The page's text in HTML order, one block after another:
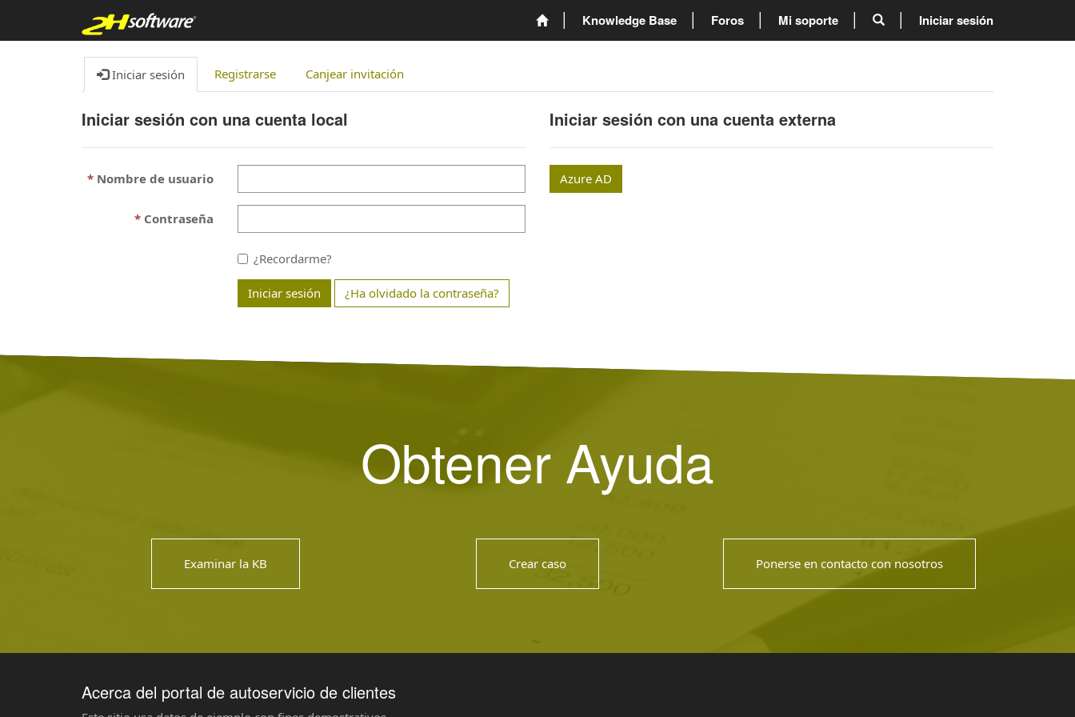
Knowledge Base Foros Mi soporte Iniciar sesión
Iniciar sesión Registrarse Canjear invitación
Iniciar sesión con una cuenta local
Nombre de usuario
Contraseña
¿Recordarme?
Iniciar sesión ¿Ha olvidado la contraseña?
Iniciar sesión con una cuenta externa
Azure AD
Obtener Ayuda
Examinar la KB Crear caso Ponerse en contacto con nosotros
Acerca del portal de autoservicio de clientes